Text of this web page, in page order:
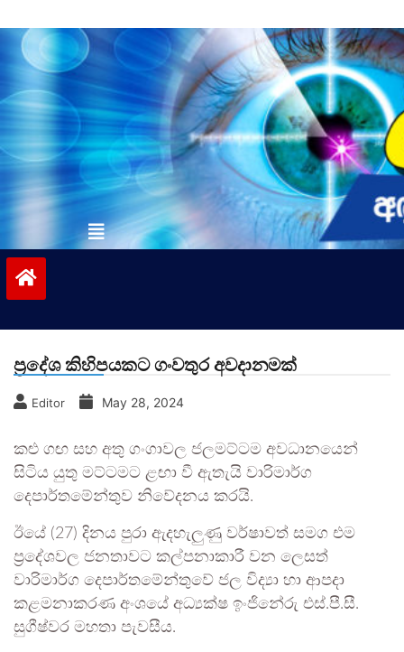
to
contentvinivida.lk
ප්‍රදේශ කිහිපයකට ගංවතුර අවදානමක්
Editor May 28, 2024
කළු ගඟ සහ අතු ගංගාවල ජලමට්ටම අවධානයෙන්
සිටිය යුතු මට්ටමට ළඟා වී ඇතැයි වාරිමාර්ග
දෙපාර්තමේන්තුව නිවේදනය කරයි.
ඊයේ (27) දිනය පුරා ඇදහැලුණු වර්ෂාවත් සමග එම
ප්‍රදේශවල ජනතාවට කල්පනාකාරී වන ලෙසත්
වාරිමාර්ග දෙපාර්තමේන්තුවේ ජල විද්‍යා හා ආපදා
කළමනාකරණ අංශයේ අධ්‍යක්ෂ ඉංජිනේරු එස්.පී.සී.
සුගීෂ්වර මහතා පැවසීය.